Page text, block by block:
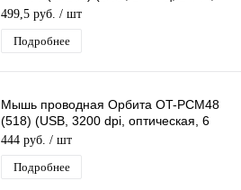
10м)/100
499,5 руб. / шт
Подробнее
Мышь проводная Орбита OT-PCM48
(518) (USB, 3200 dpi, оптическая, 6
кнопок)
444 руб. / шт
Подробнее